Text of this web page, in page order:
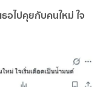
อไปคุยกับคนใหม่ ใจ